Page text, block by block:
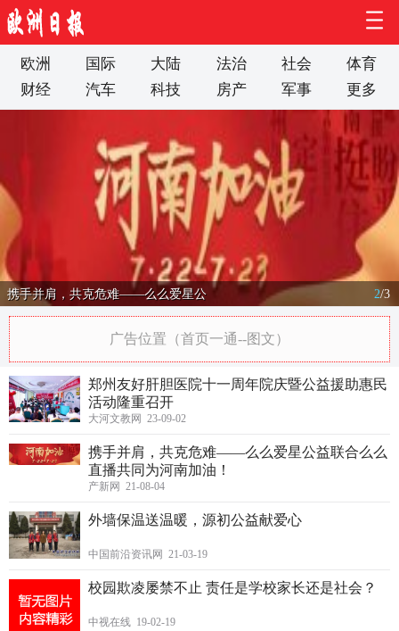
欧洲 国际 大陆 法治 社会
体育
财经
汽车 科技 房产 军事 更多
携手并肩，共克危难——么么爱星公 2/3
广告位置（首页一通--图文）
郑州友好肝胆医院十一周年院庆暨公益援助惠民
活动隆重召开
大河文教网 23-09-02
携手并肩，共克危难——么么爱星公益联合么么
直播共同为河南加油！
产新网 21-08-04
外墙保温送温暖，源初公益献爱心
中国前沿资讯网 21-03-19
校园欺凌屡禁不止 责任是学校家长还是社会？
中视在线 19-02-19